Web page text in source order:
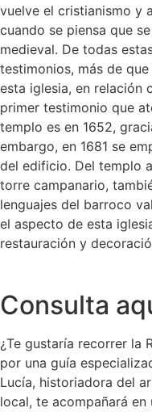
vuelve el cristianismo y
cuando se piensa que
medieval. De todas
testimonios, más de
esta iglesia, en relación
primer testimonio que
templo es en 1652,
embargo, en 1681 se
del edificio. Del templo
torre campanario,
lenguajes del barroco
el aspecto de esta
restauración y
Consulta
¿Te gustaría recorrer la
por una guía
Lucía, historiadora del
local, te acompañará